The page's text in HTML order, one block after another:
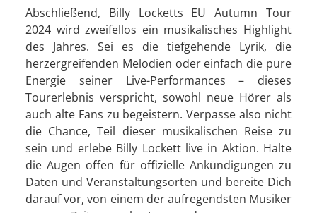
Abschließend, Billy Locketts EU Autumn Tour
2024 wird zweifellos ein musikalisches Highlight
des Jahres. Sei es die tiefgehende Lyrik, die
herzergreifenden Melodien oder einfach die pure
Energie seiner Live-Performances – dieses
Tourerlebnis verspricht, sowohl neue Hörer als
auch alte Fans zu begeistern. Verpasse also nicht
die Chance, Teil dieser musikalischen Reise zu
sein und erlebe Billy Lockett live in Aktion. Halte
die Augen offen für offizielle Ankündigungen zu
Daten und Veranstaltungsorten und bereite Dich
darauf vor, von einem der aufregendsten Musiker